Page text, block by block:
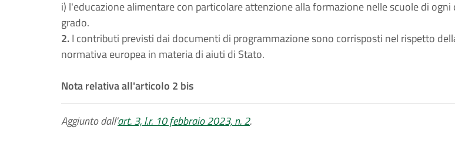
i) l'educazione alimentare con particolare attenzione alla formazione nelle scuole di ogni
grado.
2.I contributi previsti dai documenti di programmazione sono corrisposti nel rispetto
normativa europea in materia di aiuti di Stato.
Nota relativa all'articolo 2 bis
Aggiunto dall'art. 3, l.r. 10 febbraio 2023, n. 2.